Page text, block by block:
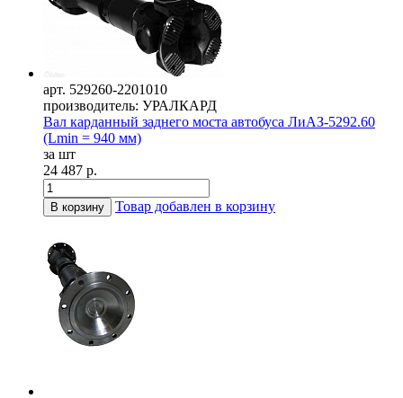
арт. 529260-2201010
производитель: УРАЛКАРД
Вал карданный заднего моста автобуса ЛиАЗ-5292.60
(Lmin = 940 мм)
за шт
24 487 р.
В корзину Товар добавлен в корзину